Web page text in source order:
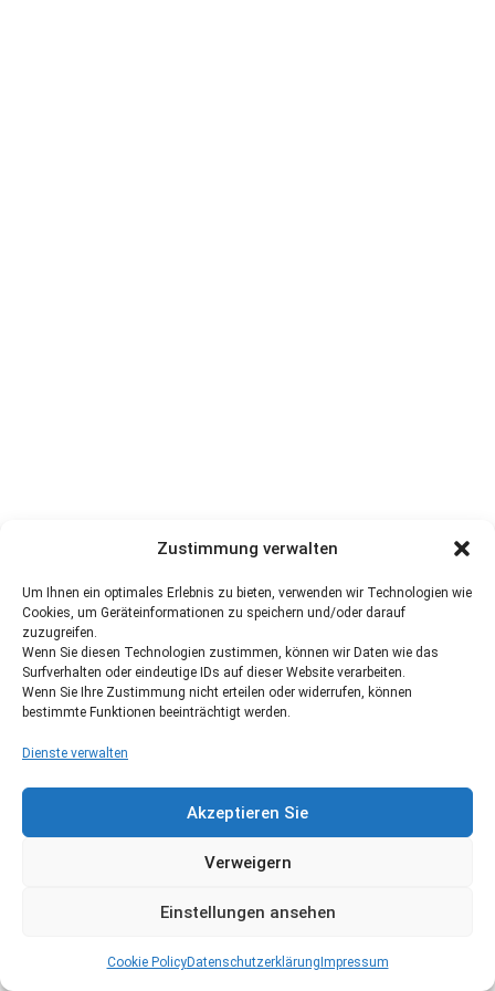
Zustimmung verwalten
Um Ihnen ein optimales Erlebnis zu bieten, verwenden wir Technologien wie
Cookies, um Geräteinformationen zu speichern und/oder darauf
zuzugreifen.
Wenn Sie diesen Technologien zustimmen, können wir Daten wie das
Surfverhalten oder eindeutige IDs auf dieser Website verarbeiten.
Wenn Sie Ihre Zustimmung nicht erteilen oder widerrufen, können
bestimmte Funktionen beeinträchtigt werden.
Dienste verwalten
Akzeptieren Sie
Verweigern
Einstellungen ansehen
Cookie PolicyDatenschutzerklärung Impressum